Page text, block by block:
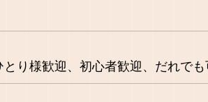
とり様歓迎 初心者歓迎 だれでも